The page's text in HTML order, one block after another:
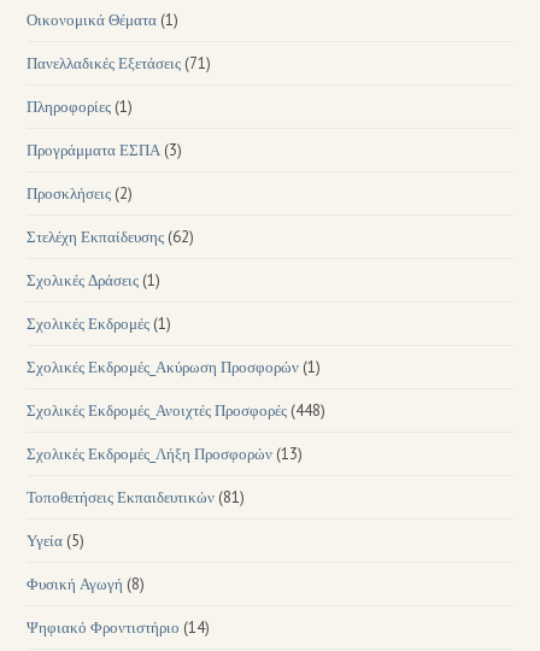
Οικονομικά Θέματα (1)
Πανελλαδικές Εξετάσεις (71)
Πληροφορίες (1)
Προγράμματα ΕΣΠΑ (3)
Προσκλήσεις (2)
Στελέχη Εκπαίδευσης (62)
Σχολικές Δράσεις (1)
Σχολικές Εκδρομές (1)
Σχολικές Εκδρομές_Ακύρωση Προσφορών (1)
Σχολικές Εκδρομές_Ανοιχτές Προσφορές (448)
Σχολικές Εκδρομές_Λήξη Προσφορών (13)
Τοποθετήσεις Εκπαιδευτικών (81)
Υγεία (5)
Φυσική Αγωγή (8)
Ψηφιακό Φροντιστήριο (14)